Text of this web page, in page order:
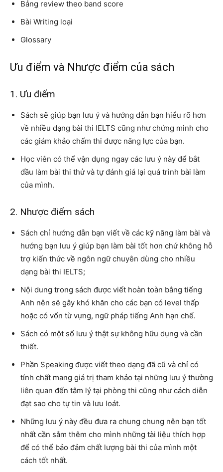
Bảng review theo band score
Bài Writing loại
Glossary
Ưu điểm và Nhược điểm của sách
1. Ưu điểm
Sách sẽ giúp bạn lưu ý và hướng dẫn bạn hiểu rõ hơn
về nhiều dạng bài thi IELTS cũng như chứng minh cho
các giám khảo chấm thi được năng lực của bạn.
Học viên có thể vận dụng ngay các lưu ý này để bắt
đầu làm bài thi thử và tự đánh giá lại quá trình bài làm
của mình.
2. Nhược điểm sách
Sách chỉ hướng dẫn bạn viết về các kỹ năng làm bài và
hướng bạn lưu ý giúp bạn làm bài tốt hơn chứ không hỗ
trợ kiến thức về ngôn ngữ chuyên dùng cho nhiều
dạng bài thi IELTS;
Nội dung trong sách được viết hoàn toàn bằng tiếng
Anh nên sẽ gây khó khăn cho các bạn có level thấp
hoặc có vốn từ vựng, ngữ pháp tiếng Anh hạn chế.
Sách có một số lưu ý thật sự không hữu dụng và cần
thiết.
Phần Speaking được viết theo dạng đã cũ và chỉ có
tính chất mang giá trị tham khảo tại những lưu ý thường
liên quan đến tâm lý tại phòng thi cũng như cách diễn
đạt sao cho tự tin và lưu loát.
Những lưu ý này đều đưa ra chung chung nên bạn tốt
nhất cần sắm thêm cho mình những tài liệu thích hợp
để có thể bảo đảm chất lượng bài thi của mình một
cách tốt nhất.